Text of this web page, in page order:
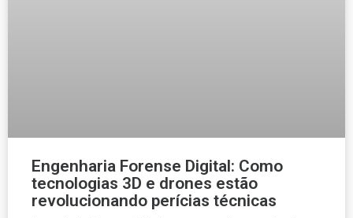
Engenharia Forense Digital: Como
tecnologias 3D e drones estão
revolucionando perícias técnicas